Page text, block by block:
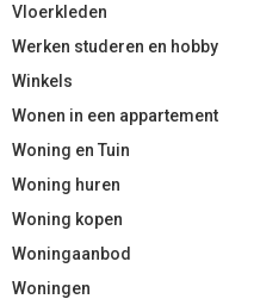
Vloerkleden
Werken studeren en hobby
Winkels
Wonen in een appartement
Woning en Tuin
Woning huren
Woning kopen
Woningaanbod
Woningen